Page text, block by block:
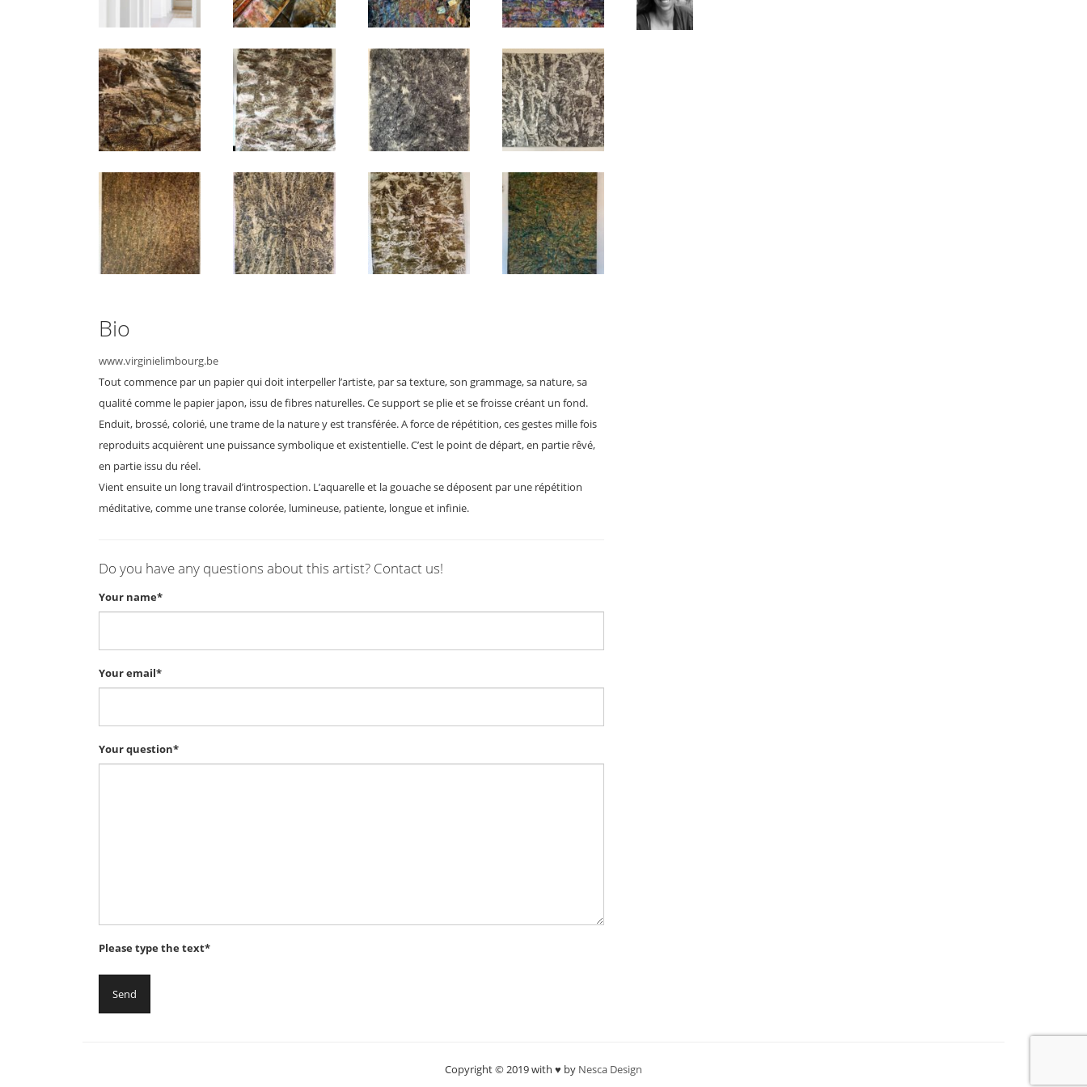
Bio
www.virginielimbourg.be
Tout commence par un papier qui doit interpeller l’artiste, par sa texture, son grammage, sa nature, sa
qualité comme le papier japon, issu de fibres naturelles. Ce support se plie et se froisse créant un fond.
Enduit, brossé, colorié, une trame de la nature y est transférée. A force de répétition, ces gestes mille fois
reproduits acquièrent une puissance symbolique et existentielle. C’est le point de départ, en partie rêvé,
en partie issu du réel.
Vient ensuite un long travail d’introspection. L’aquarelle et la gouache se déposent par une répétition
méditative, comme une transe colorée, lumineuse, patiente, longue et infinie.
Do you have any questions about this artist? Contact us!
Your name*
Your email*
Your question*
Please type the text*
Copyright © 2019 with ♥ by Nesca Design